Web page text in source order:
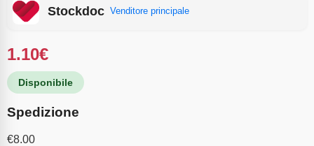
Stockdoc Venditore principale
1.10€
Disponibile
Spedizione
€8.00